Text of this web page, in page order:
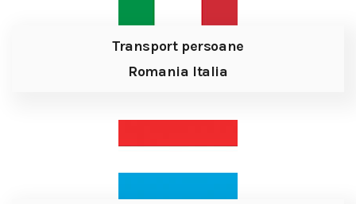
Transport persoane
Romania Italia